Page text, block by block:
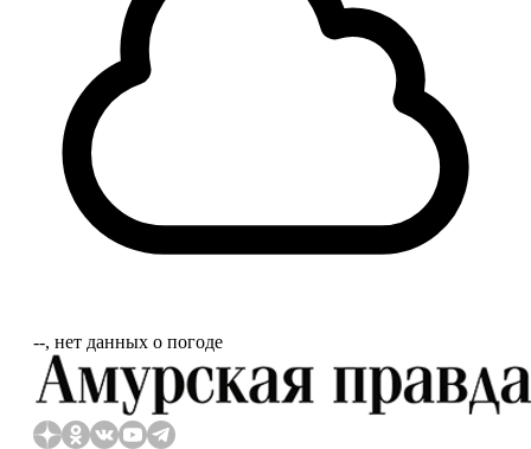
‐‐, нет данных о погоде